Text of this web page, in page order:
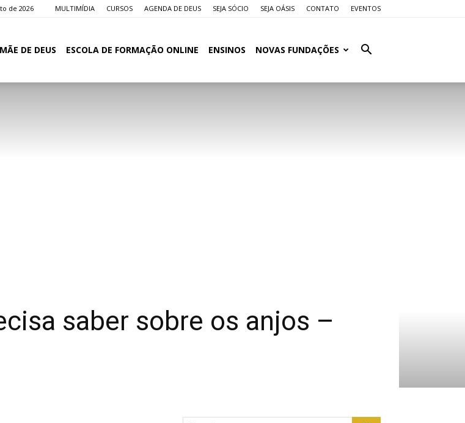
de 2026 MULTIMÍDIA CURSOS AGENDA DE DEUS SEJA SÓCIO SEJA OÁSIS CONTATO EVENTOS
DE DEUS ESCOLA DE FORMAÇÃO ONLINE ENSINOS NOVAS FUNDAÇÕES
saber sobre os anjos –